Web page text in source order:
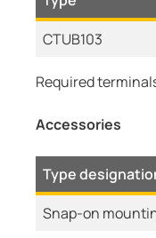
CTUB103
Required
Accessories
Type
Snap-on